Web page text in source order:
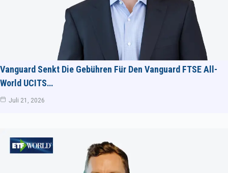
Vanguard Senkt Die Gebühren Für Den Vanguard FTSE All-
World UCITS…
Juli 21, 2026